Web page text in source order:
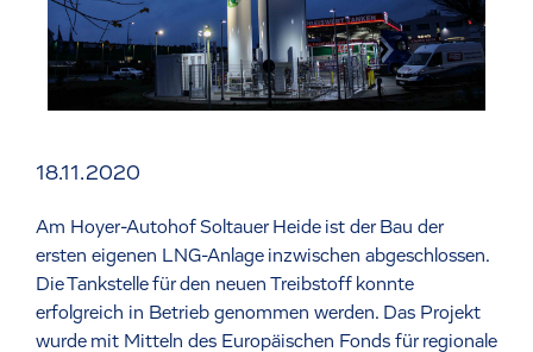
18.11.2020
Am Hoyer-Autohof Soltauer Heide ist der Bau der
ersten eigenen LNG-Anlage inzwischen abgeschlossen.
Die Tankstelle für den neuen Treibstoff konnte
erfolgreich in Betrieb genommen werden. Das Projekt
wurde mit Mitteln des Europäischen Fonds für regionale